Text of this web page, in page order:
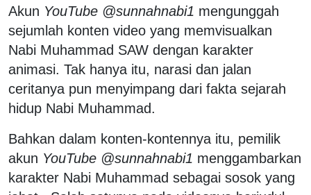
Akun YouTube @sunnahnabi1 mengunggah
sejumlah konten video yang memvisualkan
Nabi Muhammad SAW dengan karakter
animasi. Tak hanya itu, narasi dan jalan
ceritanya pun menyimpang dari fakta sejarah
hidup Nabi Muhammad.
Bahkan dalam konten-kontennya itu, pemilik
akun YouTube @sunnahnabi1 menggambarkan
karakter Nabi Muhammad sebagai sosok yang